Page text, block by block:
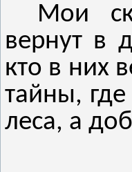
Мои
вернут в
кто в них
тайны,
леса, а